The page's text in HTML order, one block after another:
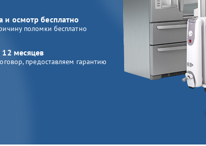
и осмотр бесплатно
поломки бесплатно
12 месяцев
предоставляем гарантию